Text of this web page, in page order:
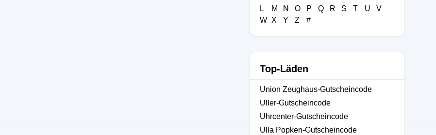
L
M N O P Q R S T U
V
W X Y Z #
Top-Läden
Union Zeughaus-Gutscheincode
Uller-Gutscheincode
Uhrcenter-Gutscheincode
Ulla Popken-Gutscheincode